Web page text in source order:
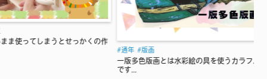
かくの作
一版多色版画とは水彩絵の具を使うカラフルな版画
1. ここでは色